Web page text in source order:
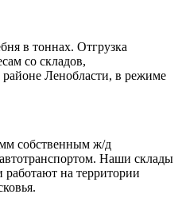
в тоннах. Отгрузка
со складов,
Ленобласти, в режиме
собственным ж/д
Наши склады
на территории